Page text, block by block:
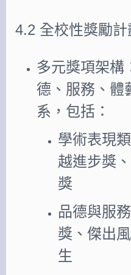
4.2 全校性獎勵計
多元獎項架構
德、服務、體
系，包括：
學術表現
越進步獎
獎
品德與服
獎、傑出
生